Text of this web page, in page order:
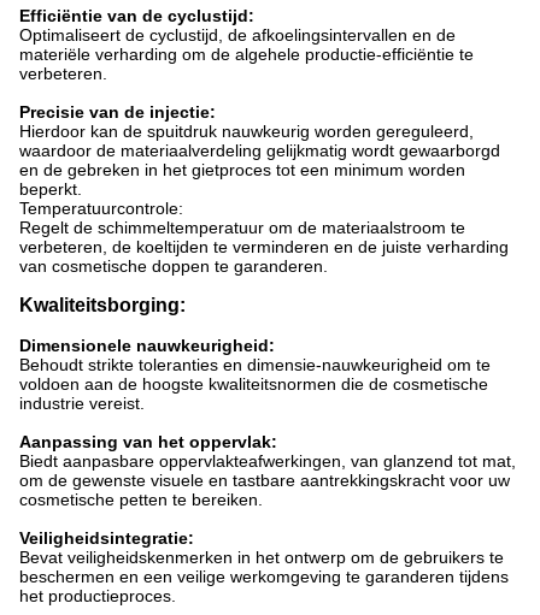
Efficiëntie van de cyclustijd:
Optimaliseert de cyclustijd, de afkoelingsintervallen en de
materiële verharding om de algehele productie-efficiëntie te
verbeteren.
Precisie van de injectie:
Hierdoor kan de spuitdruk nauwkeurig worden gereguleerd,
waardoor de materiaalverdeling gelijkmatig wordt gewaarborgd
en de gebreken in het gietproces tot een minimum worden
beperkt.
Temperatuurcontrole:
Regelt de schimmeltemperatuur om de materiaalstroom te
verbeteren, de koeltijden te verminderen en de juiste verharding
van cosmetische doppen te garanderen.
Kwaliteitsborging:
Dimensionele nauwkeurigheid:
Behoudt strikte toleranties en dimensie-nauwkeurigheid om te
voldoen aan de hoogste kwaliteitsnormen die de cosmetische
industrie vereist.
Aanpassing van het oppervlak:
Biedt aanpasbare oppervlakteafwerkingen, van glanzend tot mat,
om de gewenste visuele en tastbare aantrekkingskracht voor uw
cosmetische petten te bereiken.
Veiligheidsintegratie:
Bevat veiligheidskenmerken in het ontwerp om de gebruikers te
beschermen en een veilige werkomgeving te garanderen tijdens
het productieproces.